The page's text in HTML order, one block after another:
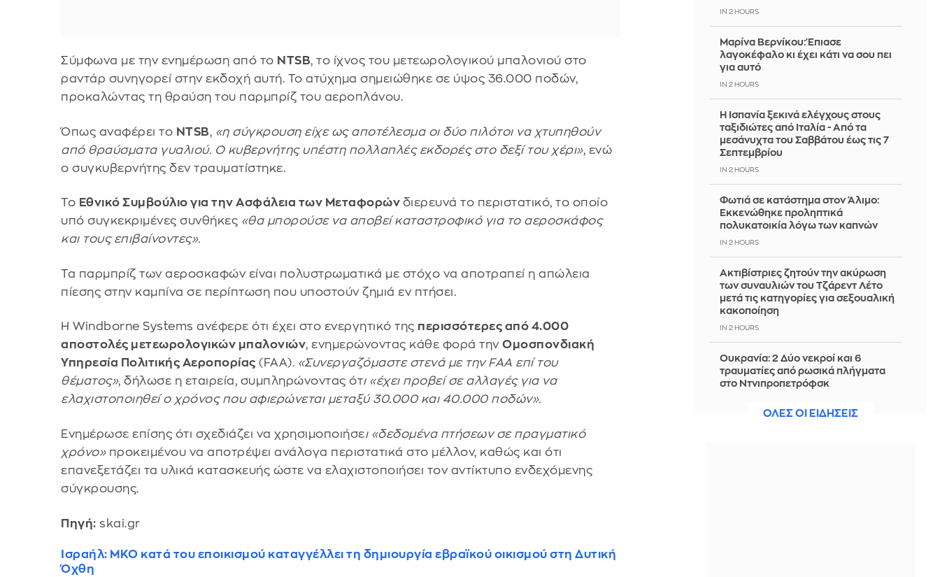
Σύμφωνα με την ενημέρωση από το NTSB, το ίχνος του μετεωρολογικού μπαλονιού στο
ραντάρ συνηγορεί στην εκδοχή αυτή. Το ατύχημα σημειώθηκε σε ύψος 36.000 ποδών,
προκαλώντας τη θραύση του παρμπρίζ του αεροπλάνου.
Όπως αναφέρει το NTSB, «η σύγκρουση είχε ως αποτέλεσμα οι δύο πιλότοι να χτυπηθούν
από θραύσματα γυαλιού. Ο κυβερνήτης υπέστη πολλαπλές εκδορές στο δεξί του χέρι», ενώ
ο συγκυβερνήτης δεν τραυματίστηκε.
Το Εθνικό Συμβούλιο για την Ασφάλεια των Μεταφορών διερευνά το περιστατικό, το οποίο
υπό συγκεκριμένες συνθήκες «θα μπορούσε να αποβεί καταστροφικό για το αεροσκάφος
και τους επιβαίνοντες».
Τα παρμπρίζ των αεροσκαφών είναι πολυστρωματικά με στόχο να αποτραπεί η απώλεια
πίεσης στην καμπίνα σε περίπτωση που υποστούν ζημιά εν πτήσει.
H Windborne Systems ανέφερε ότι έχει στο ενεργητικό της περισσότερες από 4.000
αποστολές μετεωρολογικών μπαλονιών, ενημερώνοντας κάθε φορά τηνΟμοσπονδιακή
Υπηρεσία Πολιτικής Αεροπορίας (FAA). «Συνεργαζόμαστε στενά με την FAA επί του
θέματος», δήλωσε η εταιρεία, συμπληρώνοντας ότι «έχει προβεί σε αλλαγές για να
ελαχιστοποιηθεί ο χρόνος που αφιερώνεται μεταξύ 30.000 και 40.000 ποδών».
Ενημέρωσε επίσης ότι σχεδιάζει να χρησιμοποιήσει «δεδομένα πτήσεων σε πραγματικό
χρόνο» προκειμένου να αποτρέψει ανάλογα περιστατικά στο μέλλον, καθώς και ότι
επανεξετάζει τα υλικά κατασκευής ώστε να ελαχιστοποιήσει τον αντίκτυπο ενδεχόμενης
σύγκρουσης.
Πηγή: skai.gr
Ισραήλ: ΜΚΟ κατά του εποικισμού καταγγέλλει τη δημιουργία εβραϊκού οικισμού στη Δυτική
Όχθη
IN 2 HOURS
Μαρίνα Βερνίκου: Έπιασε
λαγοκέφαλο κι έχει κάτι να σου πει
για αυτό
IN 2 HOURS
Η Ισπανία ξεκινά ελέγχους στους
ταξιδιώτες από Ιταλία - Από τα
μεσάνυχτα του Σαββάτου έως τις 7
Σεπτεμβρίου
IN 2 HOURS
Φωτιά σε κατάστημα στον Άλιμο:
Εκκενώθηκε προληπτικά
πολυκατοικία λόγω των καπνών
IN 2 HOURS
Ακτιβίστριες ζητούν την ακύρωση
των συναυλιών του Τζάρεντ Λέτο
μετά τις κατηγορίες για σεξουαλική
κακοποίηση
IN 2 HOURS
Ουκρανία: 2 Δύο νεκροί και 6
τραυματίες από ρωσικά πλήγματα
στο Ντνιπροπετρόφσκ
ΟΛΕΣ ΟΙ ΕΙΔΗΣΕΙΣ